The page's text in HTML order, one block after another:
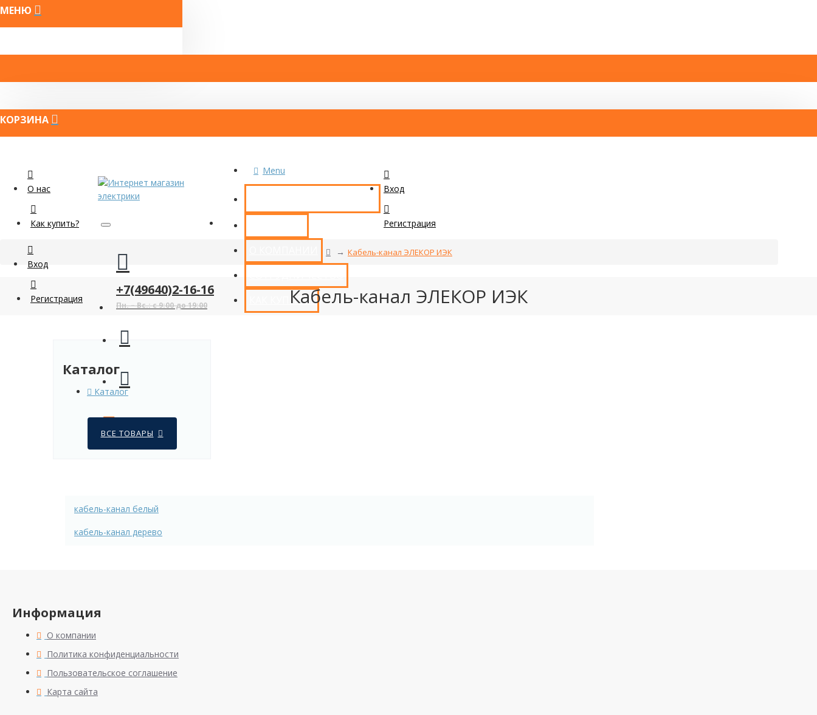
МЕНЮ
КОРЗИНА
О нас
Как купить?
Вход
Регистрация
+7(49640)2-16-16
Пн. – Вс.: с 9:00 до 19:00
Menu
КАК КУПИТЬ?
Вход
Регистрация
Кабель-канал ЭЛЕКОР ИЭК
Кабель-канал ЭЛЕКОР ИЭК
Каталог
Каталог
ВСЕ ТОВАРЫ
кабель-канал белый
кабель-канал дерево
Информация
О компании
Политика конфиденциальности
Пользовательское соглашение
Карта сайта